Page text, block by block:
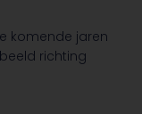
komende jaren
richting